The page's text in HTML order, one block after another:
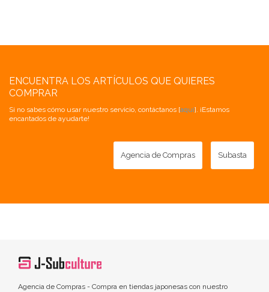
ENCUENTRA LOS ARTÍCULOS QUE QUIERES
COMPRAR
Si no sabes cómo usar nuestro servicio, contáctanos [aquí]. ¡Estamos
encantados de ayudarte!
Agencia de Compras Subasta
Agencia de Compras - Compra en tiendas japonesas con nuestro